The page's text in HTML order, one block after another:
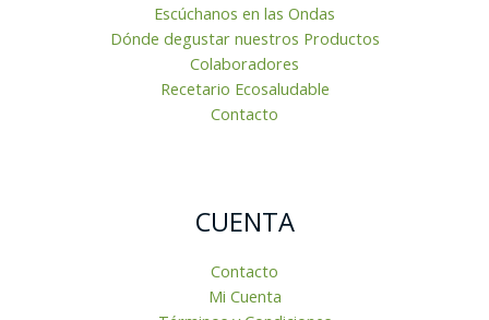
Escúchanos en las Ondas
Dónde degustar nuestros Productos
Colaboradores
Recetario Ecosaludable
Contacto
CUENTA
Contacto
Mi Cuenta